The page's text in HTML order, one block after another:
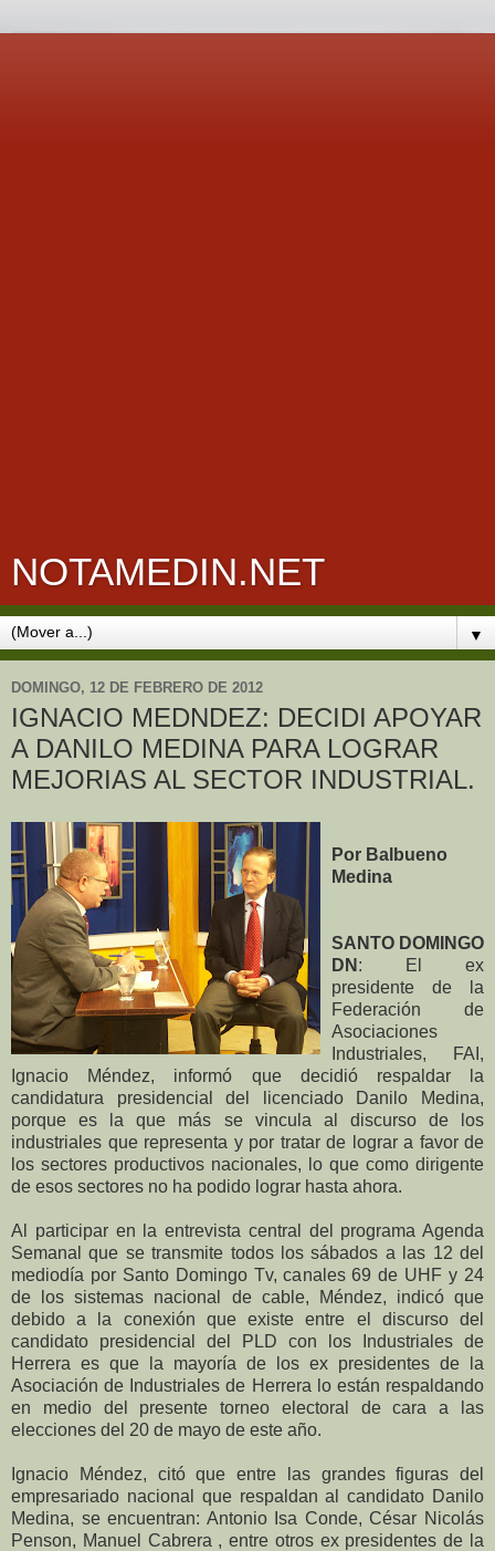
NOTAMEDIN.NET
▼
DOMINGO, 12 DE FEBRERO DE 2012
IGNACIO MEDNDEZ: DECIDI APOYAR
A DANILO MEDINA PARA LOGRAR
MEJORIAS AL SECTOR INDUSTRIAL.
Por Balbueno
Medina
SANTO DOMINGO
DN : El ex
presidente de la
Federación de
Asociaciones
Industriales, FAI,
Ignacio Méndez, informó que decidió respaldar la
candidatura presidencial del licenciado Danilo Medina,
porque es la que más se vincula al discurso de los
industriales que representa y por tratar de lograr a favor de
los sectores productivos nacionales, lo que como dirigente
de esos sectores no ha podido lograr hasta ahora.
Al participar en la entrevista central del programa Agenda
Semanal que se transmite todos los sábados a las 12 del
mediodía por Santo Domingo Tv, canales 69 de UHF y 24
de los sistemas nacional de cable, Méndez, indicó que
debido a la conexión que existe entre el discurso del
candidato presidencial del PLD con los Industriales de
Herrera es que la mayoría de los ex presidentes de la
Asociación de Industriales de Herrera lo están respaldando
en medio del presente torneo electoral de cara a las
elecciones del 20 de mayo de este año.
Ignacio Méndez, citó que entre las grandes figuras del
empresariado nacional que respaldan al candidato Danilo
Medina, se encuentran: Antonio Isa Conde, César Nicolás
Penson, Manuel Cabrera , entre otros ex presidentes de la